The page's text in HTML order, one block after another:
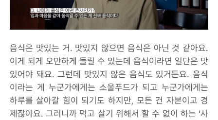
음식은 맛있는 거. 맛있지 않으면 음식은 아닌 것 같아요.
이게 되게 오만하게 들릴 수 있는데 음식이라면 일단은 맛
있어야 돼요. 그런데 맛있지 않은 음식도 있거든요. 음식
이라는 게 누군가에게는 소울푸드가 되고 누군가에게는
하루를 살아갈 힘이 되기도 하지만, 모든 건 자본이고 경
제잖아요. 그러니까 먹고 살기 위해서 할 수 없이 하는 ‘사